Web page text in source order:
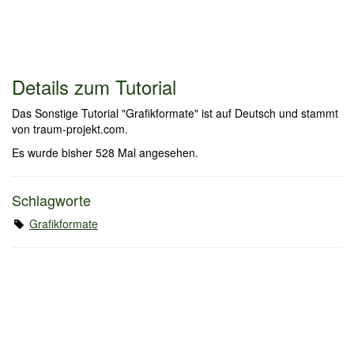
Details zum Tutorial
Das Sonstige Tutorial "Grafikformate" ist auf Deutsch und stammt
von traum-projekt.com.
Es wurde bisher 528 Mal angesehen.
Schlagworte
Grafikformate